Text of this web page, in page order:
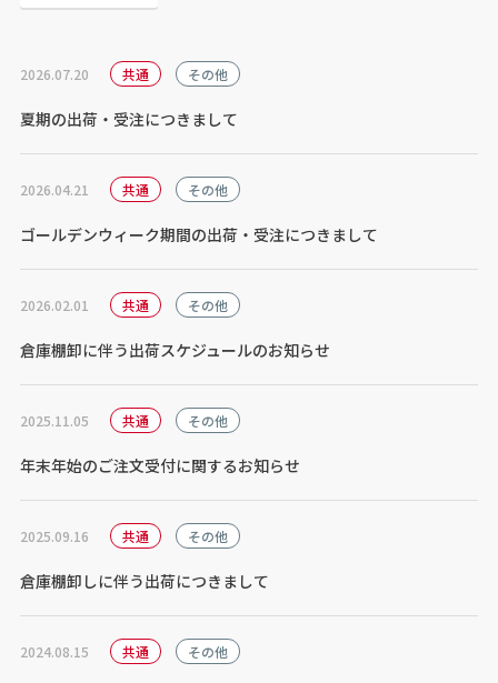
2026.07.20 共通 その他
夏期の出荷・受注につきまして
2026.04.21 共通 その他
ゴールデンウィーク期間の出荷・受注につきまして
2026.02.01 共通 その他
倉庫棚卸に伴う出荷スケジュールのお知らせ
2025.11.05 共通 その他
年末年始のご注文受付に関するお知らせ
2025.09.16 共通 その他
倉庫棚卸しに伴う出荷につきまして
2024.08.15 共通 その他